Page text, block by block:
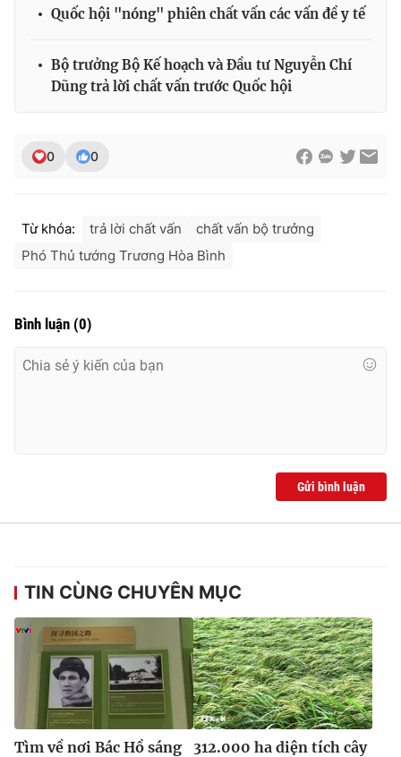
THỜI BÁO VTV
Cơ quan chủ quản: Đài Truyền hình Việt Nam
Cơ quan báo chí: Thời báo VTV
Tổng Biên tập:
Nguyễn Trọng Ninh
® Cấm sao chép dưới mọi hình thức nếu không có sự chấp
thuận bằng văn bản. Ghi rõ nguồn VTV.vn khi phát hành lại
thông tin từ website này.
Quốc hội "nóng" phiên chất vấn các vấn đề y tế
Bộ trưởng Bộ Kế hoạch và Đầu tư Nguyễn Chí
Dũng trả lời chất vấn trước Quốc hội
0 0
Từ khóa: trả lời chất vấn
chất vấn bộ trưởng
Phó Thủ tướng Trương Hòa Bình
Bình luận (0)
Gửi bình luận
TIN CÙNG CHUYÊN MỤC
Tìm về nơi Bác Hồ sáng
312.000 ha diện tích cây